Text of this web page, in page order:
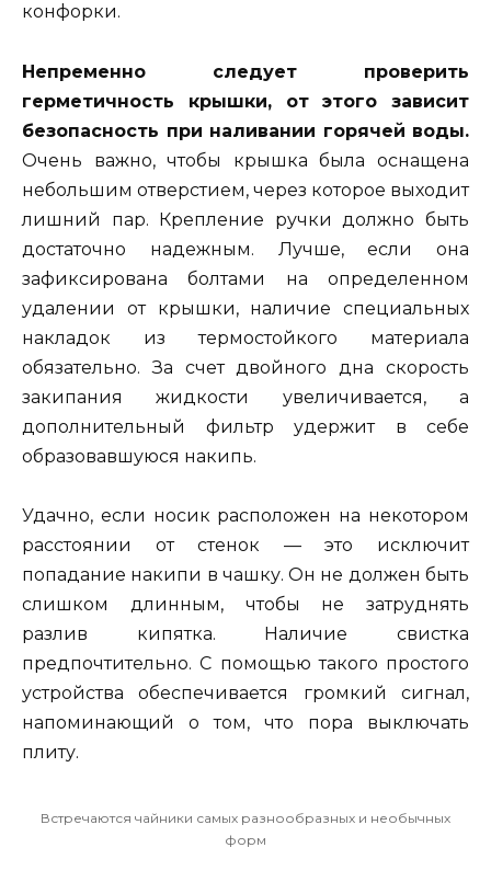
конфорки.
Непременно следует проверить
герметичность крышки, от этого зависит
безопасность при наливании горячей воды.
Очень важно, чтобы крышка была оснащена
небольшим отверстием, через которое выходит
лишний пар. Крепление ручки должно быть
достаточно надежным. Лучше, если она
зафиксирована болтами на определенном
удалении от крышки, наличие специальных
накладок из термостойкого материала
обязательно. За счет двойного дна скорость
закипания жидкости увеличивается, а
дополнительный фильтр удержит в себе
образовавшуюся накипь.
Удачно, если носик расположен на некотором
расстоянии от стенок — это исключит
попадание накипи в чашку. Он не должен быть
слишком длинным, чтобы не затруднять
разлив кипятка. Наличие свистка
предпочтительно. С помощью такого простого
устройства обеспечивается громкий сигнал,
напоминающий о том, что пора выключать
плиту.
Встречаются чайники самых разнообразных и необычных
форм